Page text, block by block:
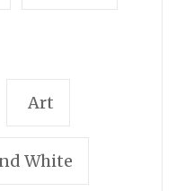
Art
White